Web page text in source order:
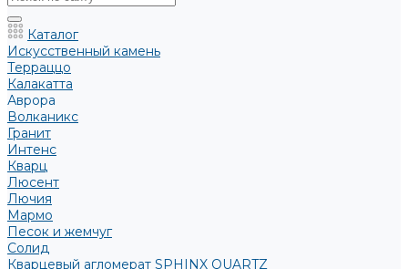
Каталог
Искусственный камень
Терраццо
Калакатта
Аврора
Волканикс
Гранит
Интенс
Кварц
Люсент
Лючия
Мармо
Песок и жемчуг
Солид
Кварцевый агломерат SPHINX QUARTZ